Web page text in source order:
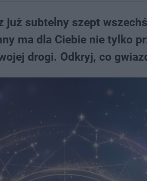
już subtelny szept
ma dla Ciebie nie tylko
drogi. Odkryj, co